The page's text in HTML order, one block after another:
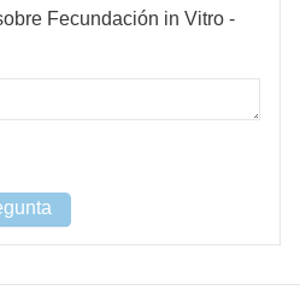
Fecundación in Vitro -